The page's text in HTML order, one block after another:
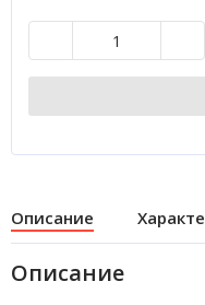
Описание
Описание